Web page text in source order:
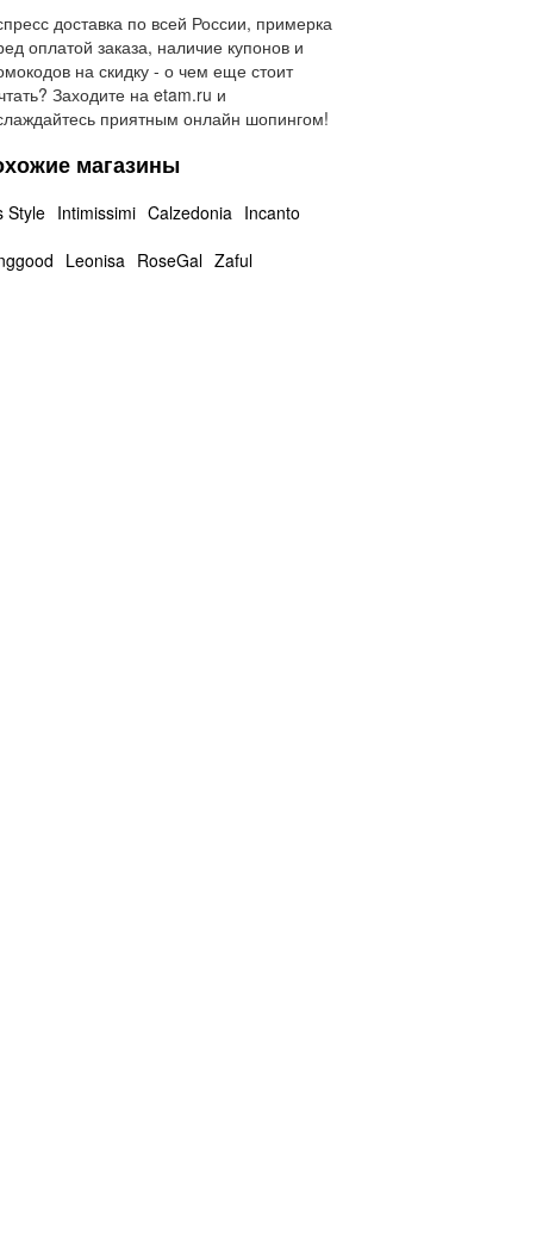
доставка по всей России, примерка
оплатой заказа, наличие купонов и
на скидку - о чем еще стоит
Заходите на etam.ru и
приятным онлайн шопингом!
магазины
Style Intimissimi Calzedonia Incanto
Leonisa RoseGal Zaful